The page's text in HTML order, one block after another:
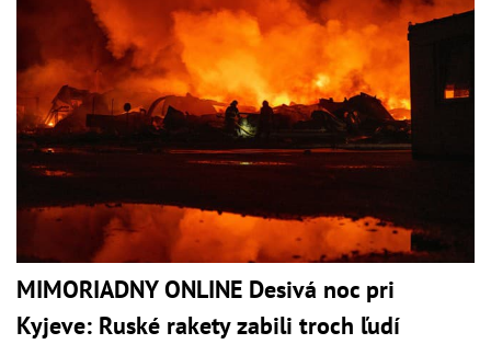
MIMORIADNY ONLINE Desivá noc pri
Kyjeve: Ruské rakety zabili troch ľudí